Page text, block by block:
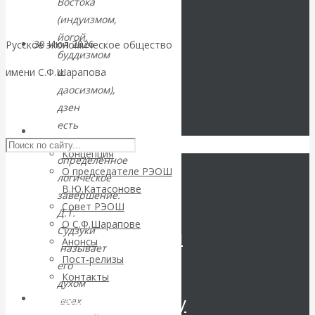
Русское экономическое общество
имени С.Ф.Шарапова
Skip to content
РЭОШ
Концепция
О председателе РЭОШ
В.Ю.Катасонове
Совет РЭОШ
О С.Ф.Шарапове
Анонсы
Пост-релизы
Контакты
Библиотека
30 Июл 2026Цифровая
экономика
Валентин
Катасонов.
Искусственный
интеллект —
революционный
переход к
посткапитализму
(индуизмом,
йогой,
буддизмом
и
даосизмом),
дзен
есть
их
определенное
логическое
завершение.
Д.Т.
Судзуки
называет
его
духом
всех